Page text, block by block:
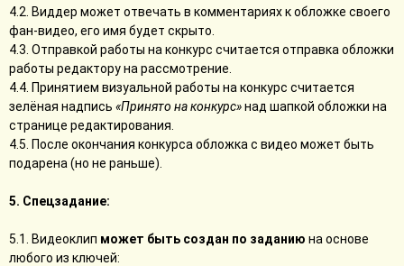
4.2. Виддер может отвечать в комментариях к обложке своего
фан-видео, его имя будет скрыто.
4.3. Отправкой работы на конкурс считается отправка обложки
работы редактору на рассмотрение.
4.4. Принятием визуальной работы на конкурс считается
зелёная надпись «Принято на конкурс»над шапкой обложки на
странице редактирования.
4.5. После окончания конкурса обложка с видео может быть
подарена (но не раньше).
5. Спецзадание:
5.1. Видеоклип может быть создан по заданию на основе
любого из ключей: